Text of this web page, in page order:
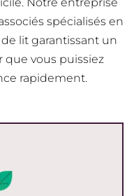
spécialisés en
lit garantissant un
vous puissiez
rapidement.